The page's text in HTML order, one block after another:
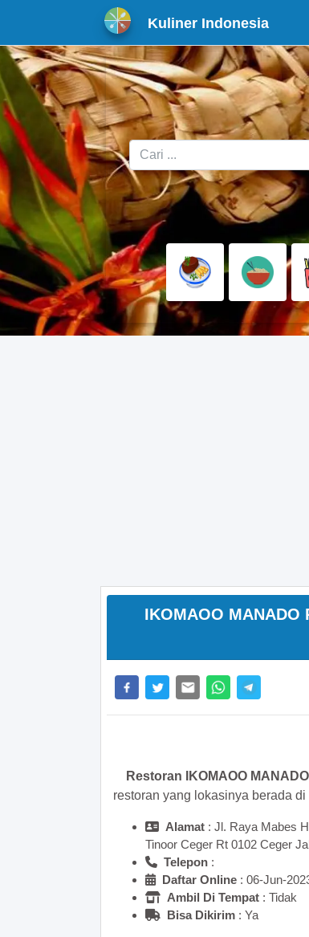
Kuliner Indonesia
IKOMAOO MANADO
Restoran IKOMAOO
restoran yang lokasinya berada
Alamat : Jl. Raya Mabes
Tinoor Ceger Rt 0102 Ceger
Telepon :
Daftar Online : 06-Jun-
Ambil Di Tempat : Tidak
Bisa Dikirim : Ya